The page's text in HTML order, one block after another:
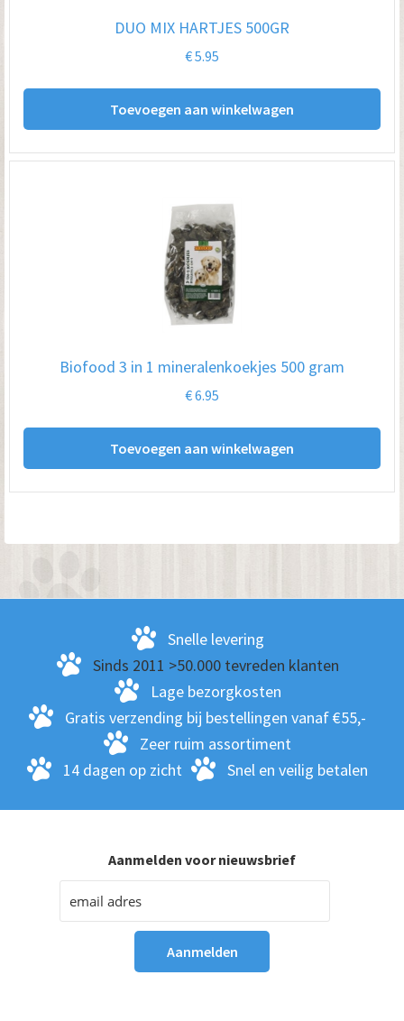
DUO MIX HARTJES 500GR
€5.95
Toevoegen aan winkelwagen
Biofood 3 in 1 mineralenkoekjes 500 gram
€6.95
Toevoegen aan winkelwagen
Snelle levering
Sinds 2011 >50.000 tevreden klanten
Lage bezorgkosten
Gratis verzending bij bestellingen vanaf €55,-
Zeer ruim assortiment
14 dagen op zicht
Snel en veilig betalen
Aanmelden voor nieuwsbrief